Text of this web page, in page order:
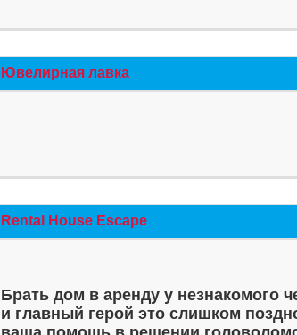
Ювелирная лавка
Rental House Escape
Брать дом в аренду у незнакомого
и главный герой это слишком